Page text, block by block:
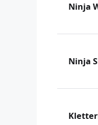
Ninja
Ninja